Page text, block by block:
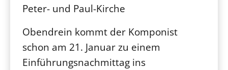
Peter- und Paul-Kirche
Obendrein kommt der Komponist
schon am 21. Januar zu einem
Einführungsnachmittag ins